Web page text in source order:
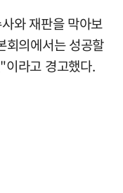
와 재판을 막아보
회의에서는 성공할
이라고 경고했다.